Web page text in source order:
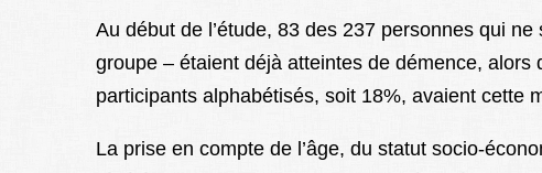
Au début de l’étude, 83 des 237 personnes qui
groupe – étaient déjà atteintes de démence,
participants alphabétisés, soit 18%, avaient cette
La prise en compte de l’âge, du statut socio-